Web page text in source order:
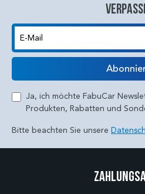
E-Mail
Ja, ich möchte FabuCar
Produkten, Rabatten und
Bitte beachten Sie unsere